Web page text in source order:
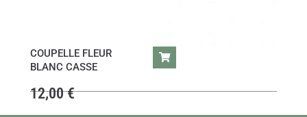
COUPELLE FLEUR
BLANC CASSE
12,00€